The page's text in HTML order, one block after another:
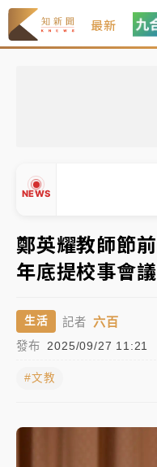
最新
NEWS
中信慈善基金會想增
駁 理由曝光
故宮《龍藏經》特展
周六起展出延長至晚
台東農業處長涉圖利
父親節泡湯了！中颱
雨熱區曝
鄭英耀教師節
年底提校事會
生活 記者 六百
發布 2025/09/27 11:21
#文教